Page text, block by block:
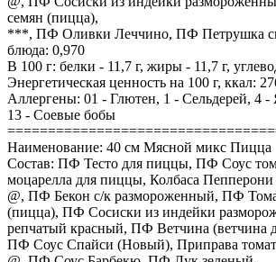
семян (пицца),
***, ПФ Оливки Леччино, ПФ Петрушка
блюда: 0,970
В 100 г: белки - 11,7 г, жиры - 11,7 г,
Энергетическая ценность на 100 г, ккал:
Аллергены: 01 - Глютен, 1 - Сельдерей, 4
13 - Соевые бобы
Наименование: 40 см Мясной микс Пицца
Состав: ПФ Тесто для пиццы, ПФ Соус
моцарелла для пиццы, Колбаса
@, ПФ Бекон с/к размороженный, ПФ
(пицца), ПФ Сосиски из индейки
репчатый красный, ПФ Ветчина (ветчина
ПФ Соус Спайси (Новый), Приправа